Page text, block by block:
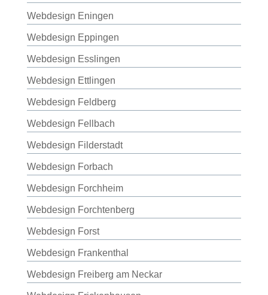
Webdesign Eningen
Webdesign Eppingen
Webdesign Esslingen
Webdesign Ettlingen
Webdesign Feldberg
Webdesign Fellbach
Webdesign Filderstadt
Webdesign Forbach
Webdesign Forchheim
Webdesign Forchtenberg
Webdesign Forst
Webdesign Frankenthal
Webdesign Freiberg am Neckar